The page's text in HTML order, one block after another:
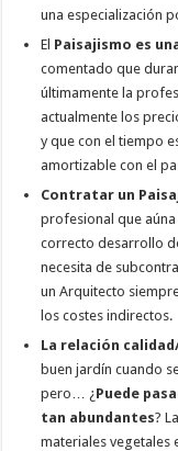
una especialización
El Paisajismo es
comentado que
últimamente la
actualmente los
y que con el tiempo
amortizable con el
Contratar un
profesional que
correcto desarrollo
necesita de
un Arquitecto
los costes indirectos.
La relación
buen jardín cuando
pero… ¿Puede
tan abundantes?
materiales vegetales